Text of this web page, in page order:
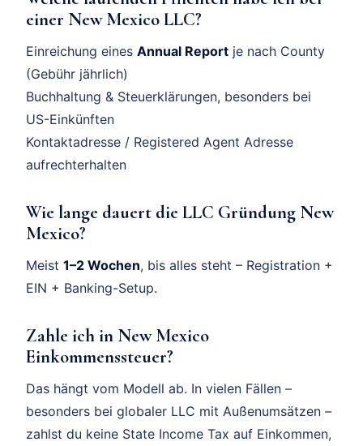
einer New Mexico LLC?
Einreichung eines Annual Report je nach County
(Gebühr jährlich)
Buchhaltung & Steuerklärungen, besonders bei
US-Einkünften
Kontaktadresse / Registered Agent Adresse
aufrechterhalten
Wie lange dauert die LLC Gründung New
Mexico?
Meist 1–2 Wochen, bis alles steht – Registration +
EIN + Banking-Setup.
Zahle ich in New Mexico
Einkommenssteuer?
Das hängt vom Modell ab. In vielen Fällen –
besonders bei globaler LLC mit Außenumsätzen –
zahlst du keine State Income Tax auf Einkommen,